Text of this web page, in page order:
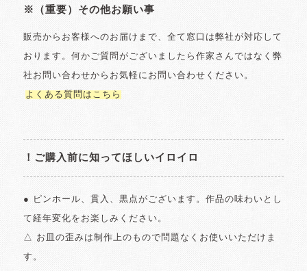
※（重要）その他お願い事
販売からお客様へのお届けまで、全て窓口は弊社が対応して
おります。何かご質問がございましたら作家さんではなく弊
社お問い合わせからお気軽にお問い合わせください。
よくある質問はこちら
！ご購入前に知ってほしいイロイロ
● ピンホール、貫入、黒点がございます。作品の味わいとし
て経年変化をお楽しみください。
△ お皿の歪みは制作上のもので問題なくお使いいただけま
す。